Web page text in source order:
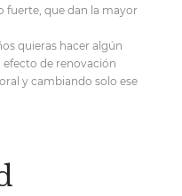
fuerte, que dan la mayor
quieras hacer algún
de renovación
y cambiando solo ese